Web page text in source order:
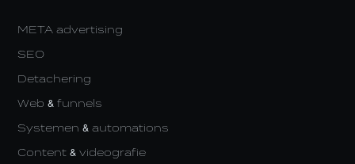
META advertising
SEO
Detachering
Web & funnels
Systemen & automations
Content & videografie